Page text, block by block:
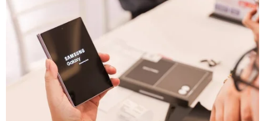
York Times)
Giới chức Mexico ngày 21/11 cho biết ít nhất 12
người đã thiệt mạng và 58 người bị thương khi
một xe buýt bị lật trên đường cao tốc ở bang
Veracruz, thuộc khu vực Đông Nam nước này.
Tai nạn xảy ra vào sáng 21/11 trên đường cao